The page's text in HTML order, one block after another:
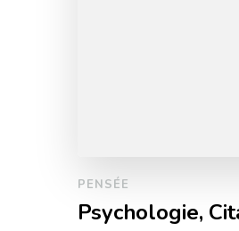
PENSÉE
Psychologie,